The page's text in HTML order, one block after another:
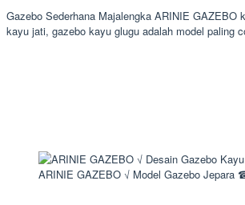
Gazebo Sederhana Majalengka ARINIE GAZEBO
kayu jati, gazebo kayu glugu adalah model paling
ARINIE GAZEBO √ Model Gazebo Jepara